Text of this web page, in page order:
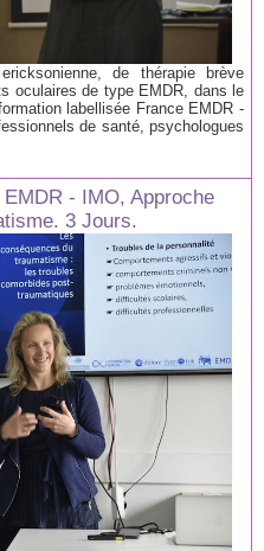
de thérapie brève
oculaires de type EMDR, dans le
labellisée France EMDR -
de santé, psychologues
- IMO, Approche
3 Jours.